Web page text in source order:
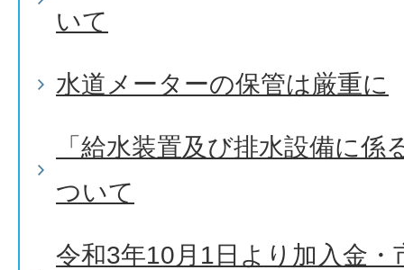
いて
水道メーターの保管は厳重に
「給水装置及び排水設備に係
ついて
令和3年10月1日より加入金・